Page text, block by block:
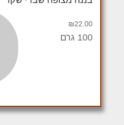
₪22.00
100 גרם